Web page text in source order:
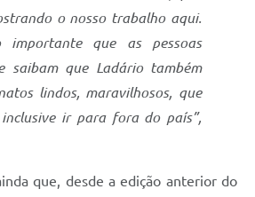
o nosso trabalho aqui.
que as pessoas
saibam que Ladário também
lindos, maravilhosos, que
ir para fora do país”,
que, desde a edição anterior do